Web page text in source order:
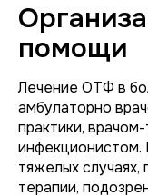
помощи
Лечение ОТФ в
амбулаторно
практики,
инфекционистом.
тяжелых
терапии,